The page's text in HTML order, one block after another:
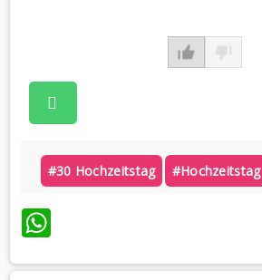
#30 Hochzeitstag #hochzeitstag
WhatsApp